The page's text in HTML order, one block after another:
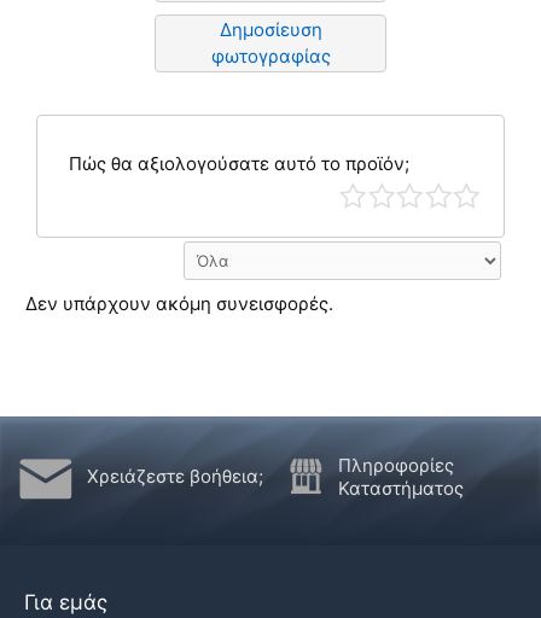
Δημοσίευση
φωτογραφίας
Πώς θα αξιολογούσατε αυτό το προϊόν;
Δεν υπάρχουν ακόμη συνεισφορές.
Χρειάζεστε βοήθεια;
Πληροφορίες
Καταστήματος
Για εμάς